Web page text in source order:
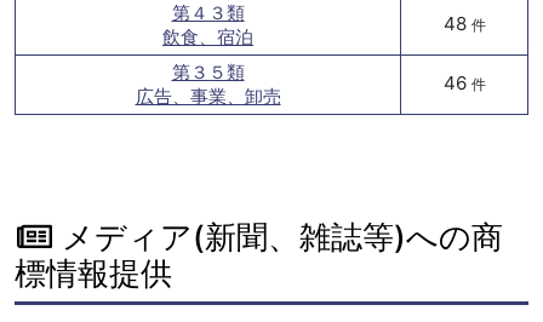
第４３類
飲食、宿泊
48 件
第３５類
広告、事業、卸売
46 件
メディア(新聞、雑誌等)への商
標情報提供